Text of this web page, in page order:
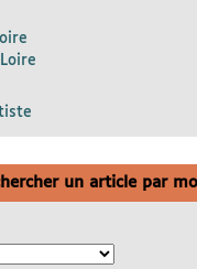
un article par